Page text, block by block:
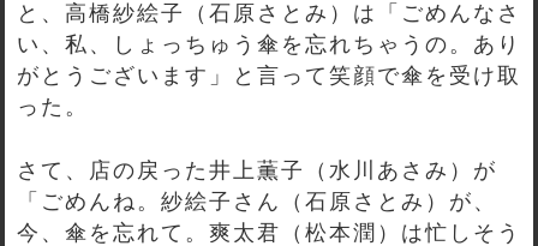
と、高橋紗絵子（石原さとみ）は「ごめんなさ
い、私、しょっちゅう傘を忘れちゃうの。あり
がとうございます」と言って笑顔で傘を受け取
った。
さて、店の戻った井上薫子（水川あさみ）が
「ごめんね。紗絵子さん（石原さとみ）が、
今、傘を忘れて。爽太君（松本潤）は忙しそう